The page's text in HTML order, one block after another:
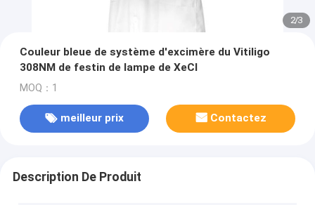
2/3
Couleur bleue de système d'excimère du Vitiligo
308NM de festin de lampe de XeCl
MOQ：1
meilleur prix Contactez
Description De Produit